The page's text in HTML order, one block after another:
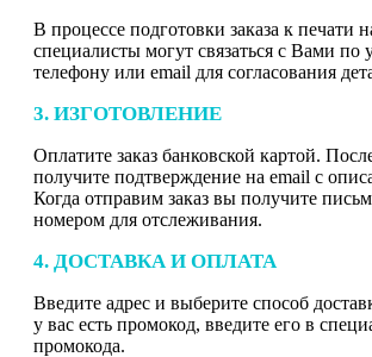
В процессе подготовки заказа к печати
специалисты могут связаться с Вами по
телефону или email для согласования
3. ИЗГОТОВЛЕНИЕ
Оплатите заказ банковской картой.
получите подтверждение на email с
Когда отправим заказ вы получите
номером для отслеживания.
4. ДОСТАВКА И ОПЛАТА
Введите адрес и выберите способ
у вас есть промокод, введите его в
промокода.